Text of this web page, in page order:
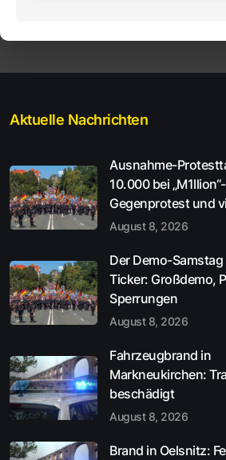
Aktuelle Nachrichten
Ausnahme-
10.000 bei
Gegenprotest und
August 8, 2026
Der Demo-Samstag
Ticker: Großdemo,
Sperrungen
August 8, 2026
Fahrzeugbrand in
Markneukirchen:
beschädigt
August 8, 2026
Brand in Oelsnitz: